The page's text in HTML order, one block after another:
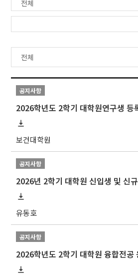
공지사항
2026학년도 2학기 대학원연구생 등
보건대학원
공지사항
유동호
공지사항